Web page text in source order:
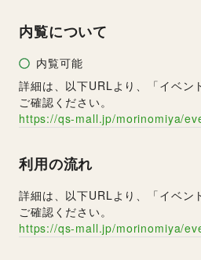
その他エンタメ・ガジェット
内覧について
内覧可能
詳細は、以下URLより、「イベン
ご確認ください。
https://qs-mall.jp/morinomiya/
利用の流れ
詳細は、以下URLより、「イベン
ご確認ください。
https://qs-mall.jp/morinomiya/